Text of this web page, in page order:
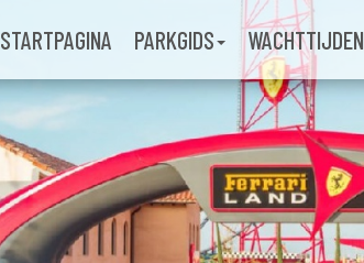
STARTPAGINA PARKGIDS WACHTTIJDEN